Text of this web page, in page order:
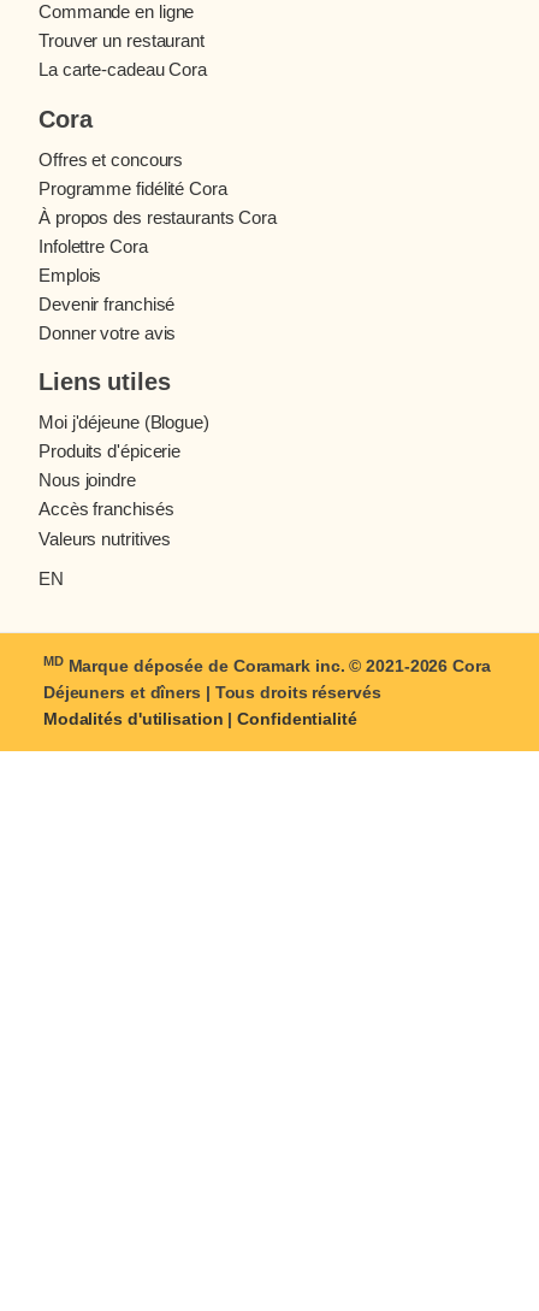
Commande en ligne
Trouver un restaurant
La carte-cadeau Cora
Cora
Offres et concours
Programme fidélité Cora
À propos des restaurants Cora
Infolettre Cora
Emplois
Devenir franchisé
Donner votre avis
Liens utiles
Moi j'déjeune (Blogue)
Produits d'épicerie
Nous joindre
Accès franchisés
Valeurs nutritives
EN
MDMarque déposée de Coramark inc. © 2021-2026Cora
Déjeuners et dîners | Tous droits réservés
Modalités d'utilisation |Confidentialité